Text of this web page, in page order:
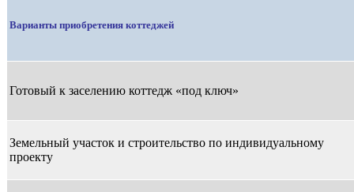
Варианты приобретения коттеджей
Готовый к заселению коттедж «под ключ»
Земельный участок и строительство по индивидуальному
проекту